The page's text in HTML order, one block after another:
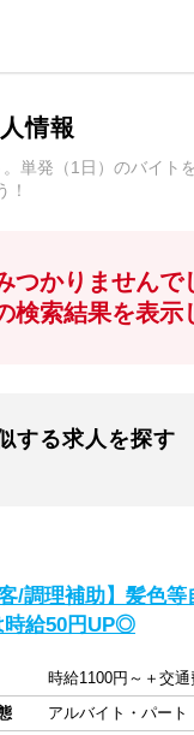
情報
単発（1日）のバイト
！
かりませんで
索結果を表示
する求人を探す
客/調理補助】髪
時給50円UP◎
時給1100円～＋交
アルバイト・パート